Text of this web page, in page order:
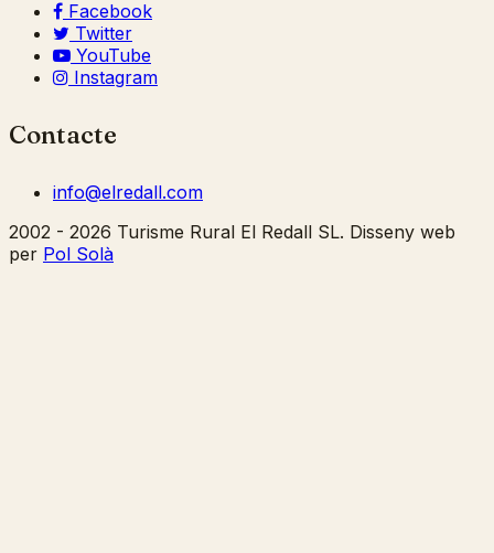
Facebook
Twitter
YouTube
Instagram
Contacte
info@elredall.com
2002 - 2026 Turisme Rural El Redall SL. Disseny web
per Pol Solà